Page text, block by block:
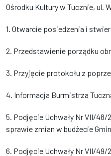
Ośrodku Kultury w Tucznie, ul.
1. Otwarcie posiedzenia i
2. Przedstawienie porządku
3. Przyjęcie protokołu z
4. Informacja Burmistrza
5. Podjęcie Uchwały Nr VII/
sprawie zmian w budżecie
6. Podjęcie Uchwały Nr VII/